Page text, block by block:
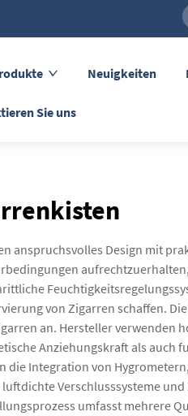
Neuigkeiten
Sie uns
anspruchsvolles Design mit
von Zigarren schaffen.
an. Hersteller verwenden
Anziehungskraft als auch
Integration von
Verschlusssysteme
umfasst mehrere